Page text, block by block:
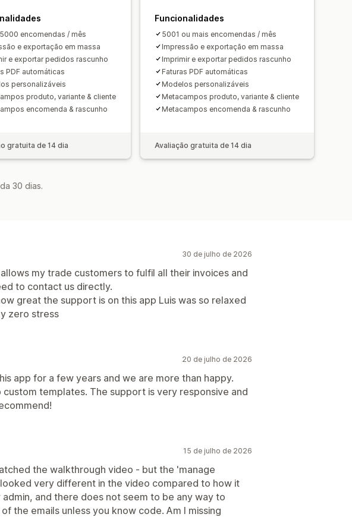
Numeração sequencial
encomendas / mês
e exportação em massa
e exportar pedidos rascunho
PDF automáticas
personalizáveis
produto, variante & cliente
encomenda & rascunho
gratuita de 14 dia
Funcionalidades
5001 ou mais encomendas / mês
Impressão e exportação em massa
Imprimir e exportar pedidos rascunho
Faturas PDF automáticas
Modelos personalizáveis
Metacampos produto, variante & cliente
Metacampos encomenda & rascunho
Avaliação gratuita de 14 dia
30 dias.
30 de julho de 2026
my trade customers to fulfil all their invoices and
to contact us directly.
great the support is on this app Luis was so relaxed
zero stress
20 de julho de 2026
app for a few years and we are more than happy.
custom templates. The support is very responsive and
15 de julho de 2026
the walkthrough video - but the 'manage
very different in the video compared to how it
admin, and there does not seem to be any way to
the emails unless you know code. Am I missing